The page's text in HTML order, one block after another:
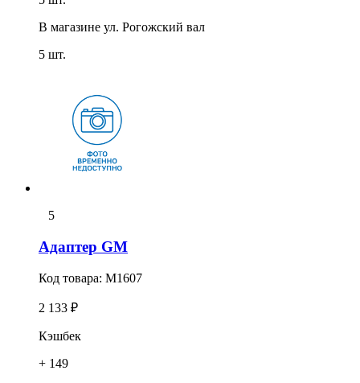
В магазине ул. Рогожский вал
5 шт.
5
Адаптер GM
Код товара: M1607
2 133 ₽
Кэшбек
+ 149